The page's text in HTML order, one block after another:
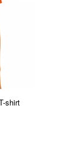
shirt